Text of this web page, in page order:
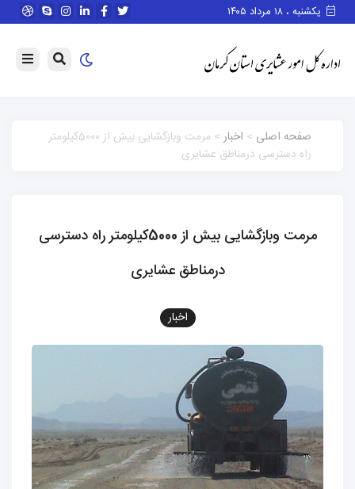
یکشنبه ، ۱۸ مرداد ۱۴۰۵
صفحه اصلی > اخبار
> مرمت وبازگشایی بیش از 5000کیلومتر
راه دسترسی درمناطق عشایری
مرمت وبازگشایی بیش از 5000کیلومتر راه دسترسی
درمناطق عشایری
اخبار